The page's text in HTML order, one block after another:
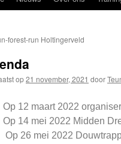
forest-run Holtingerveld
op21 november, 2021 door
Op 12 maart 2022
Op 14 mei 2022 Midden
Op 26 mei 2022